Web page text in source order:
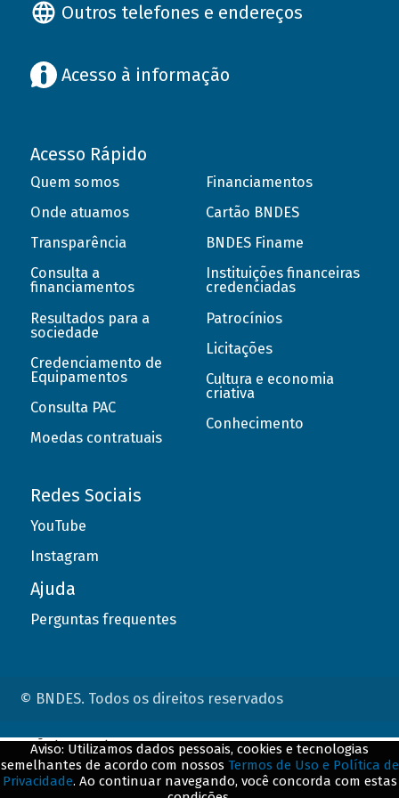
Outros telefones e endereços
Acesso à informação
Acesso Rápido
Quem somos
Onde atuamos
Transparência
Consulta a
financiamentos
Resultados para a
sociedade
Credenciamento de
Equipamentos
Consulta PAC
Moedas contratuais
Financiamentos
Cartão BNDES
BNDES Finame
Instituições financeiras
credenciadas
Patrocínios
Licitações
Cultura e economia
criativa
Conhecimento
Redes Sociais
YouTube
Instagram
Ajuda
Perguntas frequentes
© BNDES. Todos os direitos reservados
Aviso: Utilizamos dados pessoais, cookies e tecnologias
semelhantes de acordo com nossos Termos de Uso e Política de
Privacidade. Ao continuar navegando, você concorda com estas
ConteÃºdo complementar
${title}${badge}